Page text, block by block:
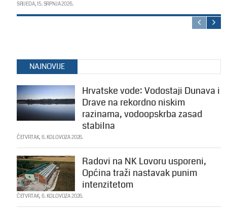
SRIJEDA, 15. SRPNJA 2026.
NAJNOVIJE
Hrvatske vode: Vodostaji Dunava i
Drave na rekordno niskim
razinama, vodoopskrba zasad
stabilna
ČETVRTAK, 6. KOLOVOZA 2026.
Radovi na NK Lovoru usporeni,
Općina traži nastavak punim
intenzitetom
ČETVRTAK, 6. KOLOVOZA 2026.